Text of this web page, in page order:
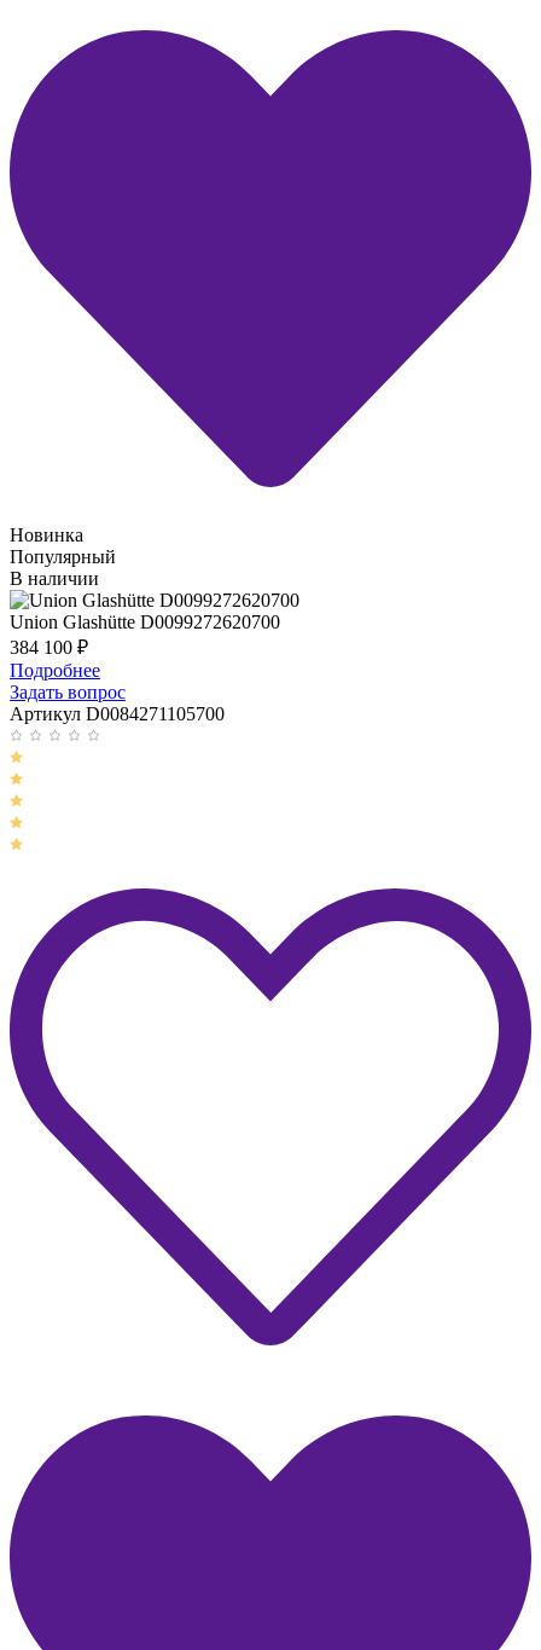
Новинка
Популярный
В наличии
Union Glashütte D0099272620700
384 100 ₽
Подробнее
Задать вопрос
Артикул D0084271105700